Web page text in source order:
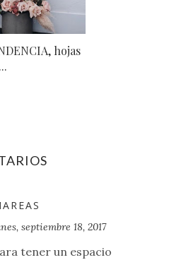
hojas
septiembre 18, 2017
tener un espacio